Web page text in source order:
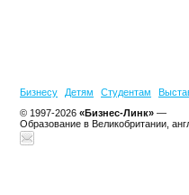
Бизнесу Детям Студентам
© 1997-2026 «Бизнес-Линк» —
Образование в Великобритании,